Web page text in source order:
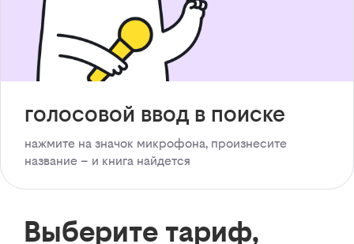
голосовой ввод в поиске
нажмите на значок микрофона, произнесите
название – и книга найдется
Выберите тариф,